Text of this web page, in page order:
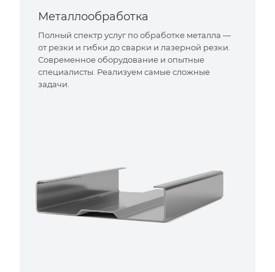
Металлообработка
Полный спектр услуг по обработке металла —
от резки и гибки до сварки и лазерной резки.
Современное оборудование и опытные
специалисты. Реализуем самые сложные
задачи.